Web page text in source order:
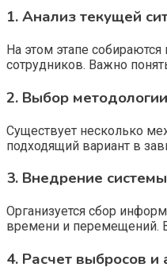
1. Анализ текущей
На этом этапе
сотрудников. Важно
2. Выбор
Существует несколько
подходящий вариант в
3. Внедрение
Организуется сбор
времени и перемещений.
4. Расчет выбросов и